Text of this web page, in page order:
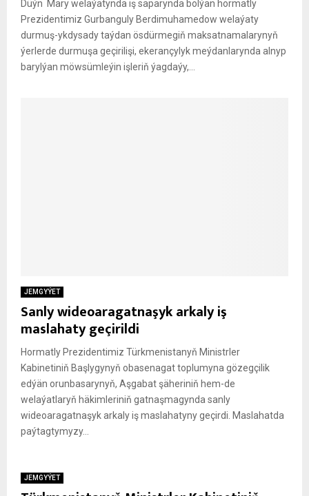
Düýn Mary welaýatynda iş saparynda bolýan hormatly
Prezidentimiz Gurbanguly Berdimuhamedow welaýaty
durmuş-ykdysady taýdan ösdürmegiň maksatnamalarynyň
ýerlerde durmuşa geçirilişi, ekerançylyk meýdanlarynda alnyp
barylýan möwsümleýin işleriň ýagdaýy,...
JEMGYÝET
Sanly wideoaragatnaşyk arkaly iş
maslahaty geçirildi
Hormatly Prezidentimiz Türkmenistanyň Ministrler
Kabinetiniň Başlygynyň obasenagat toplumyna gözegçilik
edýän orunbasarynyň, Aşgabat şäheriniň hem-de
welaýatlaryň häkimleriniň gatnaşmagynda sanly
wideoaragatnaşyk arkaly iş maslahatyny geçirdi. Maslahatda
paýtagtymyzy...
JEMGYÝET